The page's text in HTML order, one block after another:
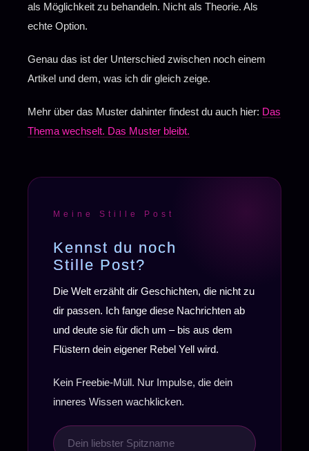
als Möglichkeit zu behandeln. Nicht als Theorie. Als
echte Option.
Genau das ist der Unterschied zwischen noch einem
Artikel und dem, was ich dir gleich zeige.
Mehr über das Muster dahinter findest du auch hier: Das
Thema wechselt. Das Muster bleibt.
Meine Stille Post
Kennst du noch
Stille Post?
Die Welt erzählt dir Geschichten, die nicht zu
dir passen. Ich fange diese Nachrichten ab
und deute sie für dich um – bis aus dem
Flüstern dein eigener Rebel Yell wird.
Kein Freebie-Müll. Nur Impulse, die dein
inneres Wissen wachklicken.